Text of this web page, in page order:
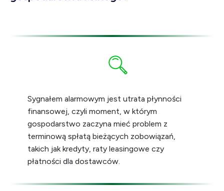
Sygnałem alarmowym jest utrata płynności
finansowej, czyli moment, w którym
gospodarstwo zaczyna mieć problem z
terminową spłatą bieżących zobowiązań,
takich jak kredyty, raty leasingowe czy
płatności dla dostawców.